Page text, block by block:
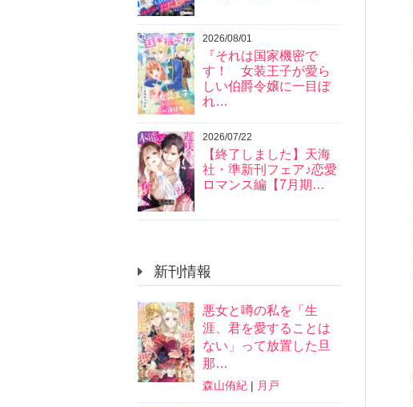
2026/08/01
『それは国家機密で
す！ 女装王子が愛ら
しい伯爵令嬢に一目ぼ
れ…
2026/07/22
【終了しました】天海
社・準新刊フェア♪恋愛
ロマンス編【7月期…
新刊情報
悪女と噂の私を「生
涯、君を愛することは
ない」って放置した旦
那…
森山侑紀 | 月戸